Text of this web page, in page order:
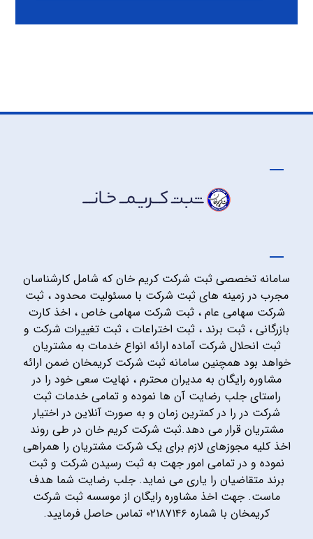
سامانه تخصصی ثبت شرکت کریم خان که شامل کارشناسان
مجرب در زمینه های ثبت شرکت با مسئولیت محدود ، ثبت
شرکت سهامی عام ، ثبت شرکت سهامی خاص ، اخذ کارت
بازرگانی ، ثبت برند ، ثبت اختراعات ، ثبت تغییرات شرکت و
ثبت انحلال شرکت آماده ارائه انواع خدمات به مشتریان
خواهد بود همچنین سامانه ثبت شرکت کریمخان ضمن ارائه
مشاوره رایگان به مدیران محترم ، نهایت سعی خود را در
راستای جلب رضایت آن ها نموده و تمامی خدمات ثبت
شرکت در را در کمترین زمان و به صورت آنلاین در اختیار
مشتریان قرار می دهد.ثبت شرکت کریم خان در طی روند
اخذ کلیه مجوزهای لازم برای یک شرکت مشتریان را همراهی
نموده و در تمامی امور جهت به ثبت رسیدن شرکت و ثبت
برند متقاضیان را یاری می نماید. جلب رضایت شما هدف
ماست. جهت اخذ مشاوره رایگان از موسسه ثبت شرکت
کریمخان با شماره ۰۲۱۸۷۱۴۶ تماس حاصل فرمایید.